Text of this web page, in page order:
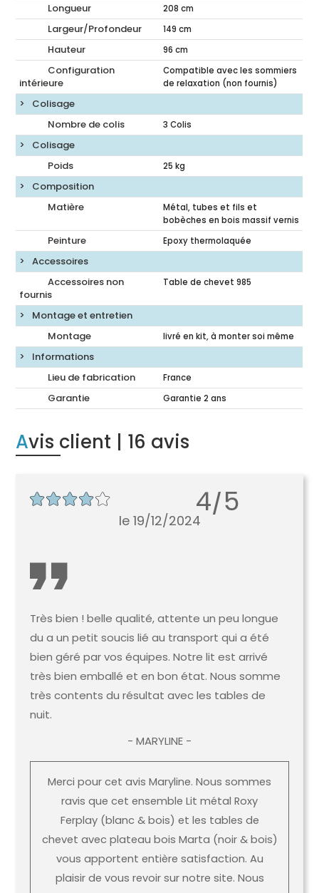
Longueur
208 cm
Largeur/Profondeur 149 cm
Hauteur 96 cm
Configuration
intérieure
Compatible avec les sommiers
de relaxation (non fournis)
Colisage
Nombre de colis
3 Colis
Colisage
Poids
25 kg
Composition
Matière
Métal, tubes et fils et
bobèches en bois massif vernis
Peinture Epoxy thermolaquée
Accessoires
Accessoires non
fournis
Table de chevet 985
Montage et entretien
Montage
livré en kit, à monter soi même
Informations
Lieu de fabrication
France
Garantie Garantie 2 ans
Avis client | 16 avis
4/5
le 19/12/2024
Très bien ! belle qualité, attente un peu longue
du a un petit soucis lié au transport qui a été
bien géré par vos équipes. Notre lit est arrivé
très bien emballé et en bon état. Nous somme
très contents du résultat avec les tables de
nuit.
- MARYLINE -
Merci pour cet avis Maryline. Nous sommes
ravis que cet ensemble Lit métal Roxy
Ferplay (blanc & bois) et les tables de
chevet avec plateau bois Marta (noir & bois)
vous apportent entière satisfaction. Au
plaisir de vous revoir sur notre site. Nous